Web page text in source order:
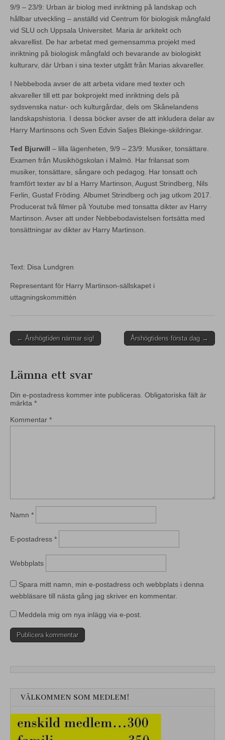
9/9 – 23/9: Urban är biolog med inriktning på landskap och
hållbar utveckling – anställd vid Centrum för biologisk mångfald
vid SLU och Uppsala Universitet. Maria är arkitekt och
akvarellist. De har arbetat med gemensamma projekt med
inriktning på biologisk mångfald och bevarande av biologiskt
kulturarv, där Urban i sina texter utgått från Marias akvareller.
I Nebbeboda avser de att arbeta vidare med texter och
akvareller till ett par bokprojekt med inriktning dels på
sydsvenska natur- och kulturgårdar, dels om Skånelandens
landskapshistoria. I dessa böcker avser de att inkludera delar av
Harry Martinsons och Sven Edvin Saljes Blekinge-skildringar.
Ted Bjurwill – lilla lägenheten, 9/9 – 23/9: Musiker, tonsättare.
Examen från Musikhögskolan i Malmö. Har frilansat som
musiker, tonsättare, sångare och pedagog. Har tonsatt och
framfört texter av bl a Harry Martinson, August Strindberg, Nils
Ferlin, Gustaf Fröding. Albumet Strindberg och jag utkom 2017.
Producerat två filmer på Youtube med tonsatta dikter av Harry
Martinson. Avser att under Nebbebodavistelsen fortsätta med
tonsättningar av dikter av Harry Martinson.
Text: Disa Lundgren
Representant för Harry Martinson-sällskapet i
uttagningskommittén
Post← Årshögtiden närmar sig! Årshögtidens första dag →
Lämna ett svar
Din e-postadress kommer inte publiceras. Obligatoriska fält är
märkta *
Kommentar *
Namn *
E-postadress *
Webbplats
Spara mitt namn, min e-postadress och webbplats i denna
webbläsare till nästa gång jag skriver en kommentar.
Meddela mig om nya inlägg via e-post.
VÄLKOMMEN SOM MEDLEM!